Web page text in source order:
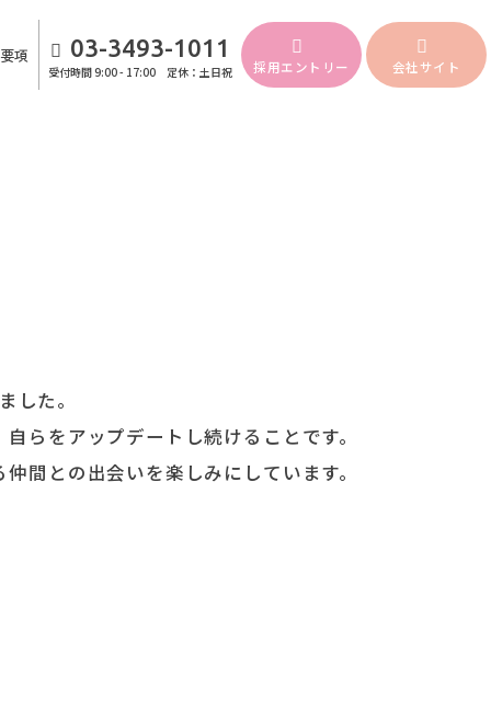
項 03-3493-1011
受付時間9:00 - 17:00 定休：土日祝 採用エントリー 会社サイト
した。
らをアップデートし続けることです。
間との出会いを楽しみにしています。